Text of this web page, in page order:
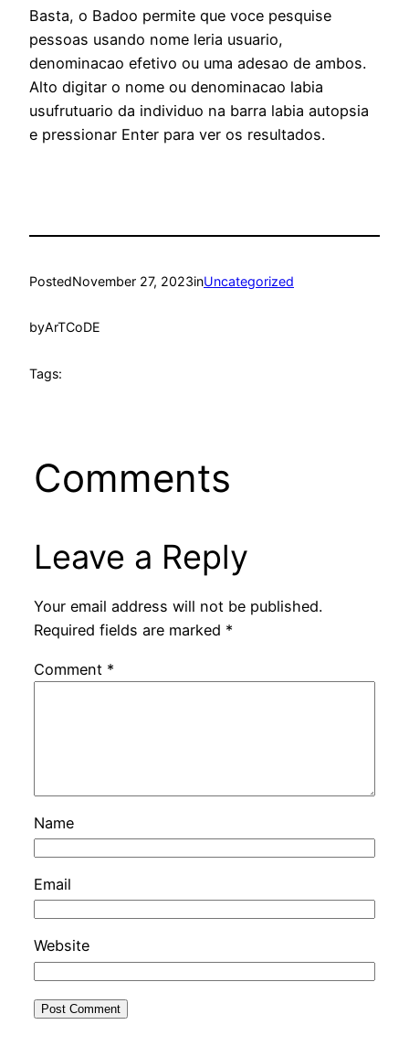
Basta, o Badoo permite que voce pesquise
pessoas usando nome leria usuario,
denominacao efetivo ou uma adesao de ambos.
Alto digitar o nome ou denominacao labia
usufrutuario da individuo na barra labia autopsia
e pressionar Enter para ver os resultados.
PostedNovember 27, 2023inUncategorized
byArTCoDE
Tags:
Comments
Leave a Reply
Your email address will not be published.
Required fields are marked *
Comment *
Name
Email
Website